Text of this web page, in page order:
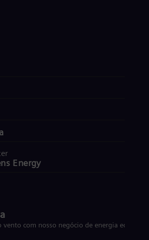
Energy
com nosso negócio de energia eólica